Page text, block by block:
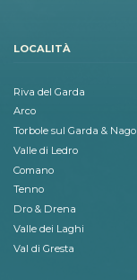
LOCALITÀ
Riva del Garda
Arco
Torbole sul Garda & Nago
Valle di Ledro
Comano
Tenno
Dro & Drena
Valle dei Laghi
Val di Gresta